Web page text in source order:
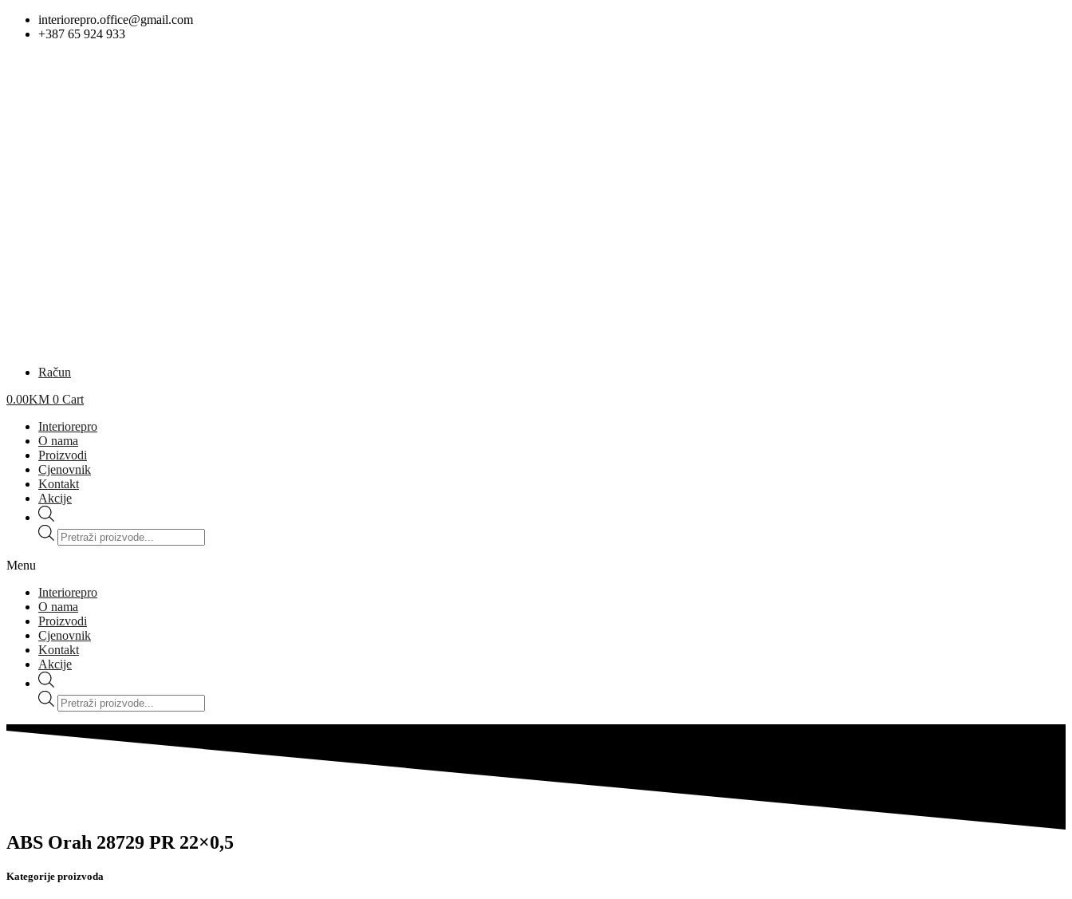
Skip
interiorepro.office@gmail.com
+387 65 924 933
Račun
0.00KM 0 Cart
Interiorepro
O nama
Proizvodi
Cjenovnik
Kontakt
Akcije
Products
search
Menu
Interiorepro
O nama
Proizvodi
Cjenovnik
Kontakt
Akcije
Products
search
ABS Orah 28729 PR 22×0,5
Kategorije proizvoda